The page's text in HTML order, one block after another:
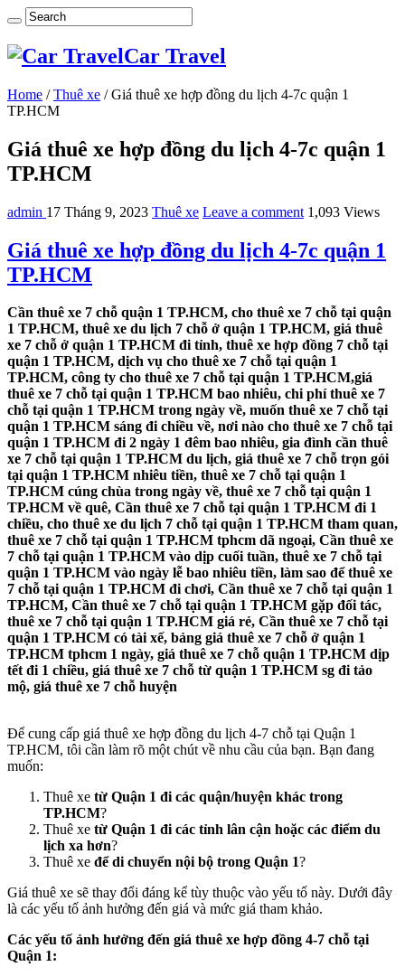
Car Travel
Home / Thuê xe / Giá thuê xe hợp đồng du lịch 4-7c quận 1
TP.HCM
Giá thuê xe hợp đồng du lịch 4-7c quận 1
TP.HCM
admin 17 Tháng 9, 2023 Thuê xe Leave a comment 1,093 Views
Giá thuê xe hợp đồng du lịch 4-7c quận 1
TP.HCM
Cần thuê xe 7 chỗ quận 1 TP.HCM, cho thuê xe 7 chỗ tại quận
1 TP.HCM, thuê xe du lịch 7 chỗ ở quận 1 TP.HCM, giá thuê
xe 7 chỗ ở quận 1 TP.HCM đi tỉnh, thuê xe hợp đồng 7 chỗ tại
quận 1 TP.HCM, dịch vụ cho thuê xe 7 chỗ tại quận 1
TP.HCM, công ty cho thuê xe 7 chỗ tại quận 1 TP.HCM,giá
thuê xe 7 chỗ tại quận 1 TP.HCM bao nhiêu, chi phí thuê xe 7
chỗ tại quận 1 TP.HCM trong ngày về, muốn thuê xe 7 chỗ tại
quận 1 TP.HCM sáng đi chiều về, nơi nào cho thuê xe 7 chỗ tại
quận 1 TP.HCM đi 2 ngày 1 đêm bao nhiêu, gia đình cần thuê
xe 7 chỗ tại quận 1 TP.HCM du lịch, giá thuê xe 7 chỗ trọn gói
tại quận 1 TP.HCM nhiêu tiền, thuê xe 7 chỗ tại quận 1
TP.HCM cúng chùa trong ngày về, thuê xe 7 chỗ tại quận 1
TP.HCM về quê, Cần thuê xe 7 chỗ tại quận 1 TP.HCM đi 1
chiều, cho thuê xe du lịch 7 chỗ tại quận 1 TP.HCM tham quan,
thuê xe 7 chỗ tại quận 1 TP.HCM tphcm dã ngoại, Cần thuê xe
7 chỗ tại quận 1 TP.HCM vào dịp cuối tuần, thuê xe 7 chỗ tại
quận 1 TP.HCM vào ngày lễ bao nhiêu tiền, làm sao để thuê xe
7 chỗ tại quận 1 TP.HCM đi chơi, Cần thuê xe 7 chỗ tại quận 1
TP.HCM, Cần thuê xe 7 chỗ tại quận 1 TP.HCM gặp đối tác,
thuê xe 7 chỗ tại quận 1 TP.HCM giá rẻ, Cần thuê xe 7 chỗ tại
quận 1 TP.HCM có tài xế, bảng giá thuê xe 7 chỗ ở quận 1
TP.HCM tphcm 1 ngày, giá thuê xe 7 chỗ quận 1 TP.HCM dịp
tết đi 1 chiều, giá thuê xe 7 chỗ từ quận 1 TP.HCM sg đi tảo
mộ, giá thuê xe 7 chỗ huyện
Để cung cấp giá thuê xe hợp đồng du lịch 4-7 chỗ tại Quận 1
TP.HCM, tôi cần làm rõ một chút về nhu cầu của bạn. Bạn đang
muốn:
Thuê xe từ Quận 1 đi các quận/huyện khác trong
TP.HCM?
Thuê xe từ Quận 1 đi các tỉnh lân cận hoặc các điểm du
lịch xa hơn?
Thuê xe để di chuyển nội bộ trong Quận 1?
Giá thuê xe sẽ thay đổi đáng kể tùy thuộc vào yếu tố này. Dưới đây
là các yếu tố ảnh hưởng đến giá và mức giá tham khảo.
Các yếu tố ảnh hưởng đến giá thuê xe hợp đồng 4-7 chỗ tại
Quận 1: